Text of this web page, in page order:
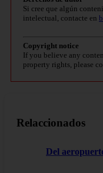
Si cree que algún
intelectual, contacte en
Copyright notice
If you believe any
property rights, please
Relaccionados
Del